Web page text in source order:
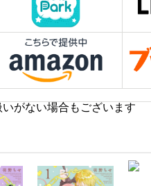
がない場合もございます